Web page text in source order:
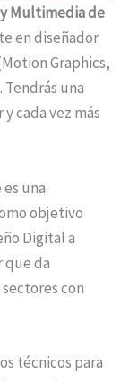
y Multimedia de
en diseñador
Graphics,
una
cada vez más
una
objetivo
Digital a
que da
con
técnicos para